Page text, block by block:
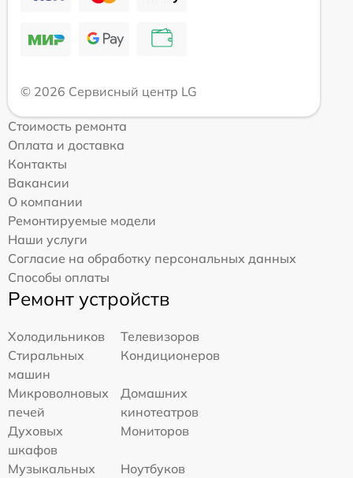
© 2026 Сервисный центр LG
Стоимость ремонта
Оплата и доставка
Контакты
Вакансии
О компании
Ремонтируемые модели
Наши услуги
Согласие на обработку персональных данных
Способы оплаты
Ремонт устройств
Холодильников
Телевизоров
Стиральных
машин
Кондиционеров
Микроволновых
печей
Домашних
кинотеатров
Духовых
шкафов
Мониторов
Музыкальных
Ноутбуков